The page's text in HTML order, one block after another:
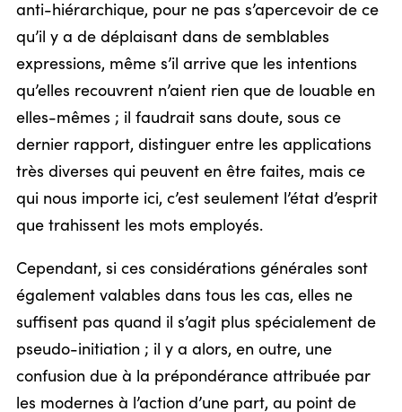
anti-hiérarchique, pour ne pas s’apercevoir de ce
qu’il y a de déplaisant dans de semblables
expressions, même s’il arrive que les intentions
qu’elles recouvrent n’aient rien que de louable en
elles-mêmes ; il faudrait sans doute, sous ce
dernier rapport, distinguer entre les applications
très diverses qui peuvent en être faites, mais ce
qui nous importe ici, c’est seulement l’état d’esprit
que trahissent les mots employés.
Cependant, si ces considérations générales sont
également valables dans tous les cas, elles ne
suffisent pas quand il s’agit plus spécialement de
pseudo-initiation ; il y a alors, en outre, une
confusion due à la prépondérance attribuée par
les modernes à l’action d’une part, au point de